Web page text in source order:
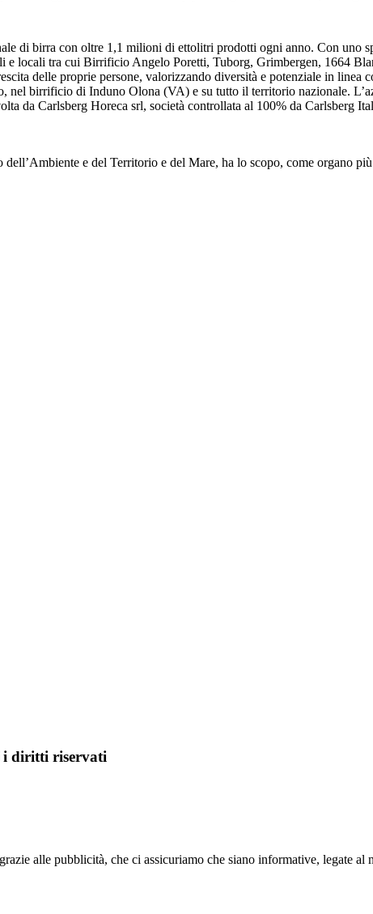
di birra con oltre 1,1 milioni di ettolitri prodotti ogni anno. Con uno
locali tra cui Birrificio Angelo Poretti, Tuborg, Grimbergen, 1664
delle proprie persone, valorizzando diversità e potenziale in
birrificio di Induno Olona (VA) e su tutto il territorio nazionale.
da Carlsberg Horeca srl, società controllata al 100% da Carlsberg
e del Territorio e del Mare, ha lo scopo, come organo
i diritti riservati
alle pubblicità, che ci assicuriamo che siano informative, legate